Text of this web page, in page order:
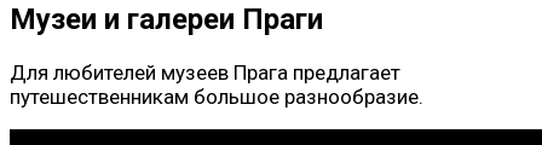
Музеи и галереи Праги
Для любителей музеев Прага предлагает
путешественникам большое разнообразие.